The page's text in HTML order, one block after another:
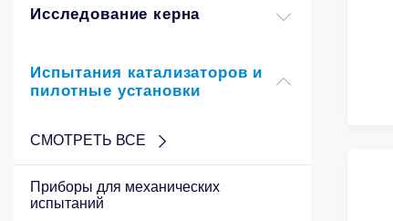
Исследование керна
Испытания катализаторов и
пилотные установки
СМОТРЕТЬ ВСЕ
Приборы для механических
испытаний